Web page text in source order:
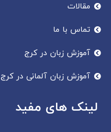
مقالات
تماس با ما
آموزش زبان در کرج
آموزش زبان آلمانی در کرج
لینک های مفید